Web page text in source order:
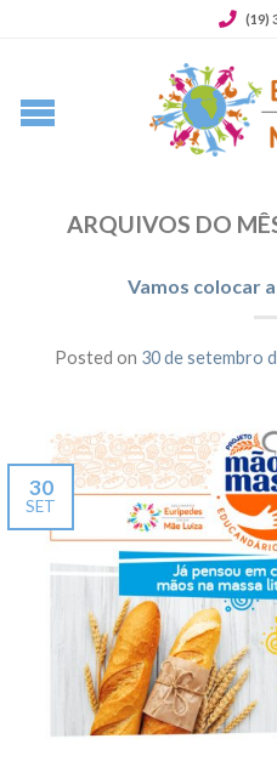
(19)
ARQUIVOS DO
Vamos colocar
Posted on 30 de setembro
30
SET